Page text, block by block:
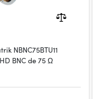
NBNC75BTU11
BNC de 75 Ω